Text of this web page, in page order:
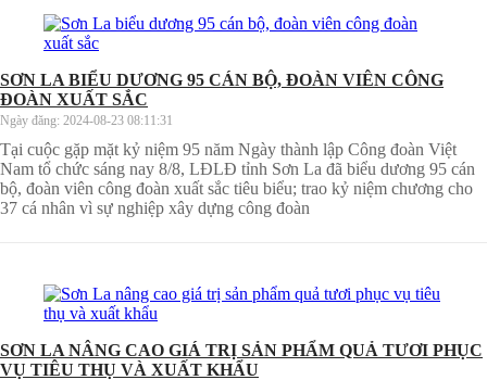
SƠN LA BIỂU DƯƠNG 95 CÁN BỘ, ĐOÀN VIÊN CÔNG
ĐOÀN XUẤT SẮC
Ngày đăng: 2024-08-23 08:11:31
Tại cuộc gặp mặt kỷ niệm 95 năm Ngày thành lập Công đoàn Việt
Nam tổ chức sáng nay 8/8, LĐLĐ tỉnh Sơn La đã biểu dương 95 cán
bộ, đoàn viên công đoàn xuất sắc tiêu biểu; trao kỷ niệm chương cho
37 cá nhân vì sự nghiệp xây dựng công đoàn
SƠN LA NÂNG CAO GIÁ TRỊ SẢN PHẨM QUẢ TƯƠI PHỤC
VỤ TIÊU THỤ VÀ XUẤT KHẨU